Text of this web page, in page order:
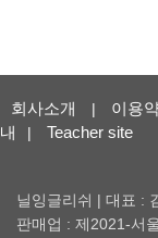
회사소개 | 이용
내
| Teacher site
닐잉글리쉬 | 대표 :
판매업 : 제2021-서